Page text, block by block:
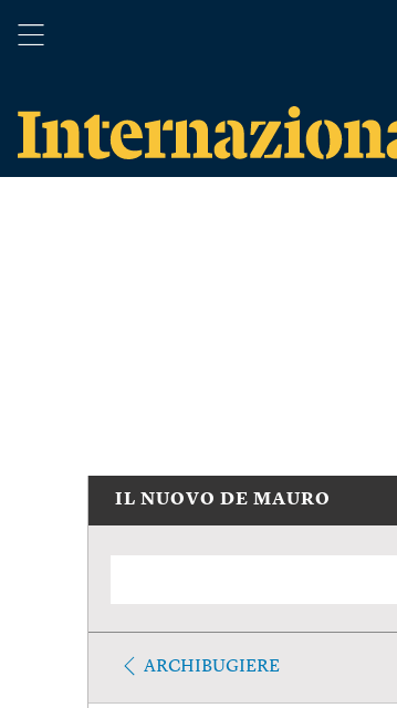
IL NUOVO DE MAURO
ARCHIBUGIERE